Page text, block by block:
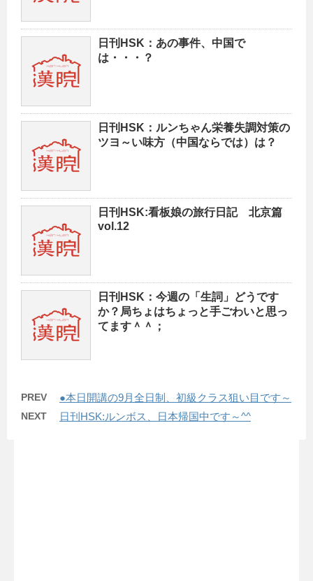
日刊HSK：あの事件、中国で
は・・・？
日刊HSK：ルンちゃん栄養失調対策の
ツヨ～い味方（中国ならでは）は？
日刊HSK:看板娘の旅行日記 北京篇
vol.12
日刊HSK：今週の「生詞」どうです
か？局ちょはちょっと手ごわいと思っ
てます＾＾；
PREV ●本日開講の9月全日制、初級クラス狙い目です～
NEXT 日刊HSK:ルンボス、日本帰国中です～^^